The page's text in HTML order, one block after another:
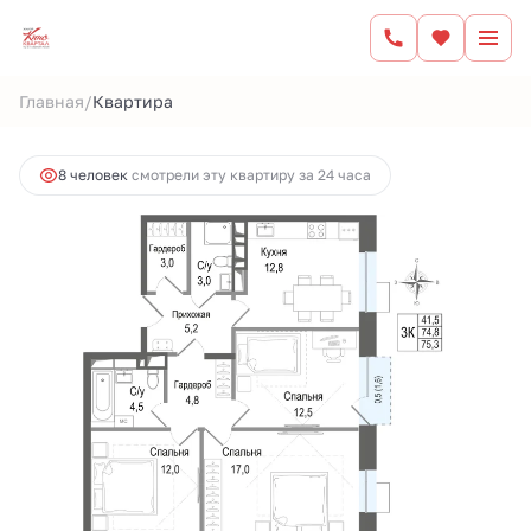
Главная/Квартира
Ипотекаот 70 603 руб.
8 человек смотрели эту квартиру за 24 часа